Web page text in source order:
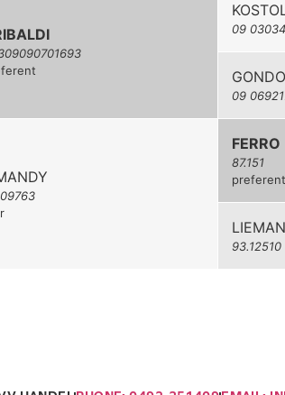
09
09
FERRO
87.151
preferent
93.12510